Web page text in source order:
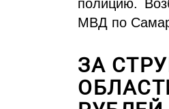
полицию.
МВД по
ЗА